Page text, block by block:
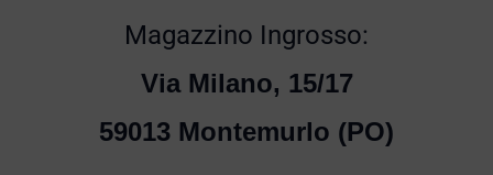
Magazzino Ingrosso:
Via Milano, 15/17
59013 Montemurlo (PO)